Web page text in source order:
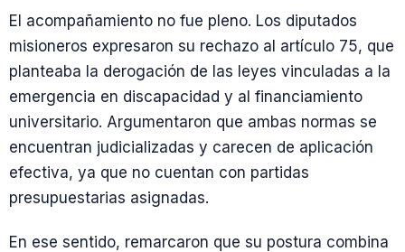
El acompañamiento no fue pleno. Los diputados
misioneros expresaron su rechazo al artículo 75, que
planteaba la derogación de las leyes vinculadas a la
emergencia en discapacidad y al financiamiento
universitario. Argumentaron que ambas normas se
encuentran judicializadas y carecen de aplicación
efectiva, ya que no cuentan con partidas
presupuestarias asignadas.
En ese sentido, remarcaron que su postura combina